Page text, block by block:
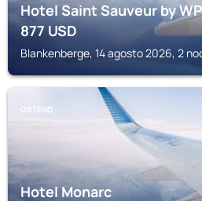
Hotel Saint Sauveur by
877USD
Blankenberge, 14 agosto 2026, 2
OSTEND
Hotel Monarc